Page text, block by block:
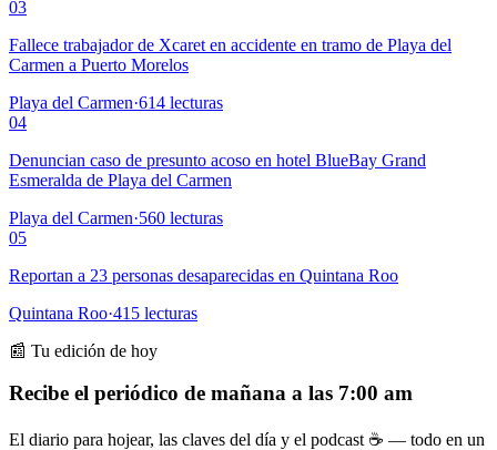
03
Fallece trabajador de Xcaret en accidente en tramo de Playa del
Carmen a Puerto Morelos
Playa del Carmen·614 lecturas
04
Denuncian caso de presunto acoso en hotel BlueBay Grand
Esmeralda de Playa del Carmen
Playa del Carmen·560 lecturas
05
Reportan a 23 personas desaparecidas en Quintana Roo
Quintana Roo·415 lecturas
📰 Tu edición de hoy
Recibe el periódico de mañana a las 7:00 am
El diario para hojear, las claves del día y el podcast ☕ — todo en un